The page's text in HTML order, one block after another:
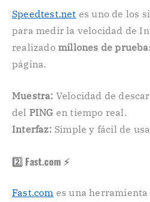
Speedtest.net es uno de los
para medir la velocidad de
realizado millones de
página.
Muestra: Velocidad de
del PING en tiempo real.
Interfaz: Simple y fácil de
2️⃣ Fast.com ⚡
Fast.com es una